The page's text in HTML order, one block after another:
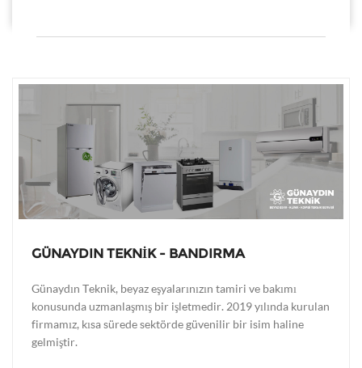
GÜNAYDIN TEKNİK - BANDIRMA
Günaydın Teknik, beyaz eşyalarınızın tamiri ve bakımı
konusunda uzmanlaşmış bir işletmedir. 2019 yılında kurulan
firmamız, kısa sürede sektörde güvenilir bir isim haline
gelmiştir.